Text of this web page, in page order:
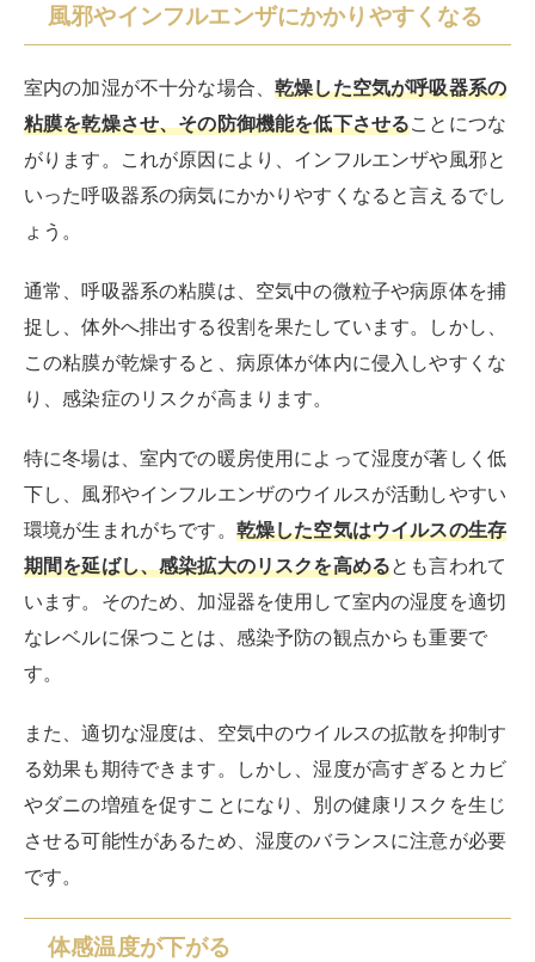
風邪やインフルエンザにかかりやすくなる
室内の加湿が不十分な場合、乾燥した空気が呼吸器系の
粘膜を乾燥させ、その防御機能を低下させることにつな
がります。これが原因により、インフルエンザや風邪と
いった呼吸器系の病気にかかりやすくなると言えるでし
ょう。
通常、呼吸器系の粘膜は、空気中の微粒子や病原体を捕
捉し、体外へ排出する役割を果たしています。しかし、
この粘膜が乾燥すると、病原体が体内に侵入しやすくな
り、感染症のリスクが高まります。
特に冬場は、室内での暖房使用によって湿度が著しく低
下し、風邪やインフルエンザのウイルスが活動しやすい
環境が生まれがちです。 乾燥した空気はウイルスの生存
期間を延ばし、感染拡大のリスクを高めるとも言われて
います。そのため、加湿器を使用して室内の湿度を適切
なレベルに保つことは、感染予防の観点からも重要で
す。
また、適切な湿度は、空気中のウイルスの拡散を抑制す
る効果も期待できます。しかし、湿度が高すぎるとカビ
やダニの増殖を促すことになり、別の健康リスクを生じ
させる可能性があるため、湿度のバランスに注意が必要
です。
体感温度が下がる